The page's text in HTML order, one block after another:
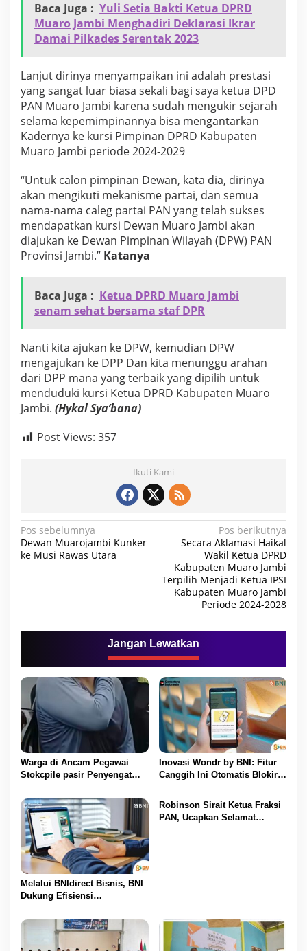
Baca Juga : Yuli Setia Bakti Ketua DPRD
Muaro Jambi Menghadiri Deklarasi Ikrar
Damai Pilkades Serentak 2023
Lanjut dirinya menyampaikan ini adalah prestasi
yang sangat luar biasa sekali bagi saya ketua DPD
PAN Muaro Jambi karena sudah mengukir sejarah
selama kepemimpinannya bisa mengantarkan
Kadernya ke kursi Pimpinan DPRD Kabupaten
Muaro Jambi periode 2024-2029
“Untuk calon pimpinan Dewan, kata dia, dirinya
akan mengikuti mekanisme partai, dan semua
nama-nama caleg partai PAN yang telah sukses
mendapatkan kursi Dewan Muaro Jambi akan
diajukan ke Dewan Pimpinan Wilayah (DPW) PAN
Provinsi Jambi.” Katanya
Baca Juga : Ketua DPRD Muaro Jambi
senam sehat bersama staf DPR
Nanti kita ajukan ke DPW, kemudian DPW
mengajukan ke DPP Dan kita menunggu arahan
dari DPP mana yang terbaik yang dipilih untuk
menduduki kursi Ketua DPRD Kabupaten Muaro
Jambi. (Hykal Sya’bana)
Post Views: 357
Ikuti Kami
N
a
a
i
p
o
s
Pos sebelumnya
Dewan Muarojambi Kunker
ke Musi Rawas Utara
Pos berikutnya
Secara Aklamasi Haikal
Wakil Ketua DPRD
Kabupaten Muaro Jambi
Terpilih Menjadi Ketua IPSI
Kabupaten Muaro Jambi
Periode 2024-2028
Jangan Lewatkan
Warga di Ancam Pegawai
Stokcpile pasir Penyengat
Inovasi Wondr by BNI: Fitur
Canggih Ini Otomatis Blokir
Masuk
Melalui BNIdirect Bisnis, BNI
Dukung Efisiensi
UMKM
Robinson Sirait Ketua Fraksi
PAN, Ucapkan Selamat